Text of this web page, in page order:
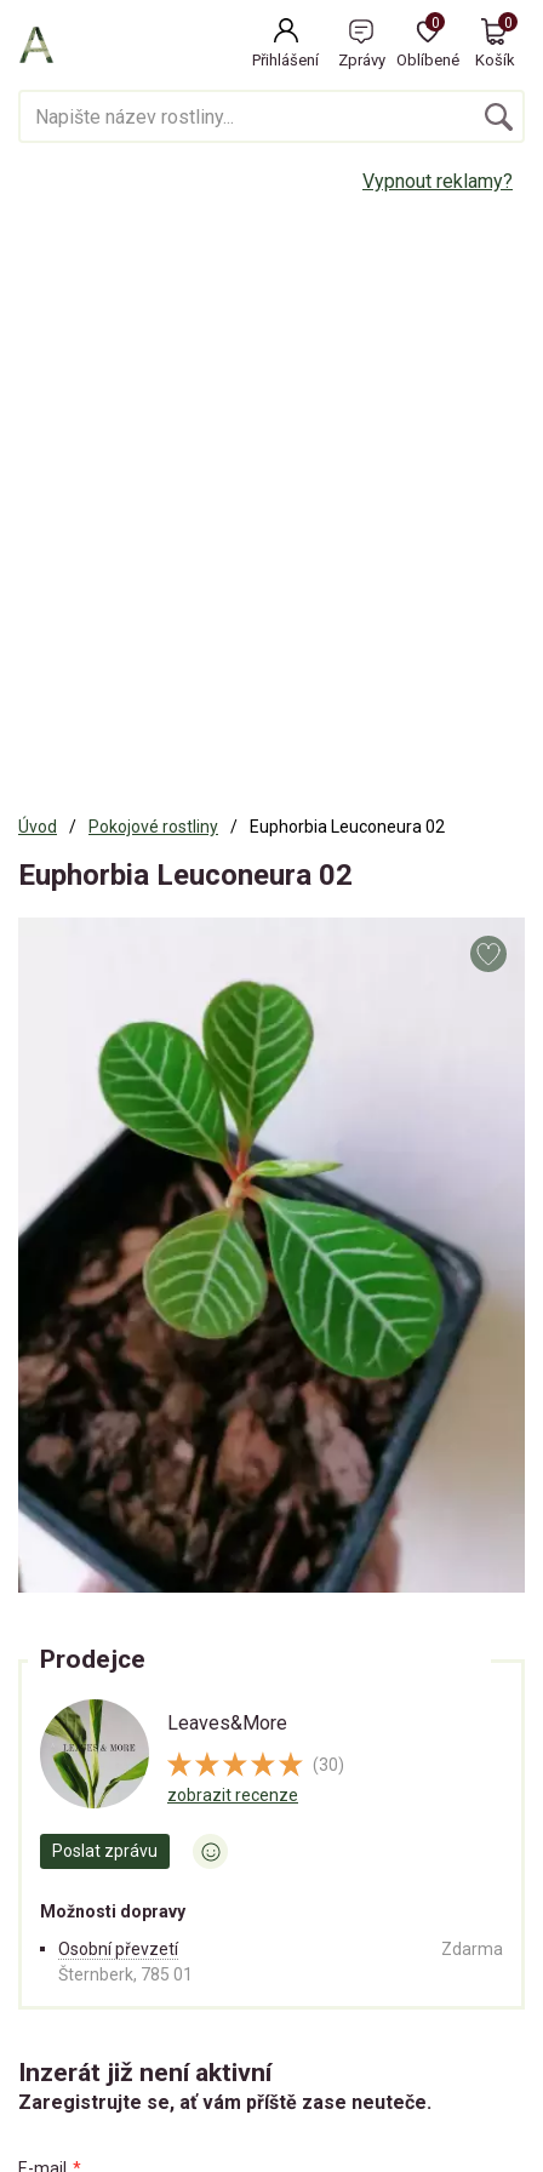
Přihlášení Zprávy Oblíbené
0
Košík
0
Vypnout reklamy?
Úvod Pokojové rostliny Euphorbia Leuconeura 02
Euphorbia Leuconeura 02
Prodejce
Leaves&More
(30)
zobrazit recenze
Poslat zprávu
Možnosti dopravy
Osobní převzetí
Šternberk, 785 01
Zdarma
Inzerát již není aktivní
Zaregistrujte se, ať vám příště zase neuteče.